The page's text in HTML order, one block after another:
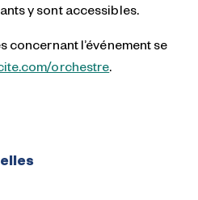
y sont accessibles.
concernant l’événement se
orchestre.